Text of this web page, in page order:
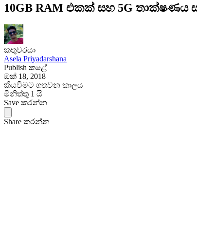
10GB RAM එකක් සහ 5G
කතුවරයා
Asela Priyadarshana
Publish කළේ
ඔක් 18, 2018
කියවීමට ගතවන කාලය
මිනිත්තු 1 යි
Save කරන්න
Share කරන්න